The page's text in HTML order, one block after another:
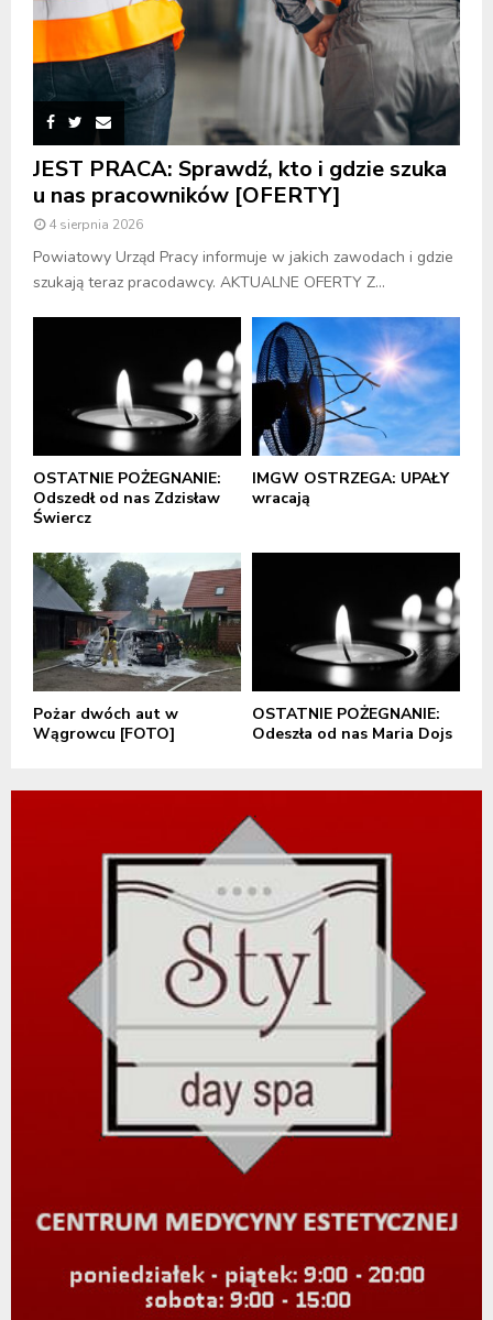
JEST PRACA: Sprawdź, kto i gdzie szuka
u nas pracowników [OFERTY]
4 sierpnia 2026
Powiatowy Urząd Pracy informuje w jakich zawodach i gdzie
szukają teraz pracodawcy. AKTUALNE OFERTY Z...
OSTATNIE POŻEGNANIE:
Odszedł od nas Zdzisław
Świercz
IMGW OSTRZEGA: UPAŁY
wracają
Pożar dwóch aut w
Wągrowcu [FOTO]
OSTATNIE POŻEGNANIE:
Odeszła od nas Maria Dojs